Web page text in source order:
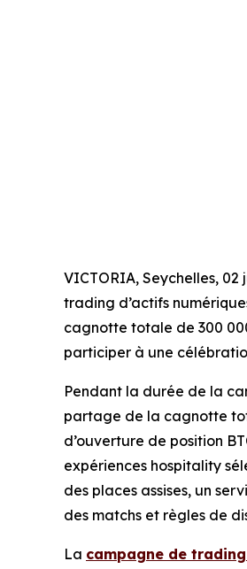
VICTORIA, Seychelles,
trading d’actifs
cagnotte totale de 300
participer à une
Pendant la durée de la
partage de la cagnotte
d’ouverture de position
expériences hospitality
des places assises, un
des matchs et règles de
La campagne de trading